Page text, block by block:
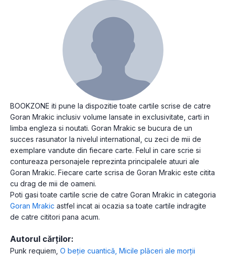
BOOKZONE iti pune la dispozitie toate cartile scrise de catre
Goran Mrakic inclusiv volume lansate in exclusivitate, carti in
limba engleza si noutati. Goran Mrakic se bucura de un
succes rasunator la nivelul international, cu zeci de mii de
exemplare vandute din fiecare carte. Felul in care scrie si
contureaza personajele reprezinta principalele atuuri ale
Goran Mrakic. Fiecare carte scrisa de Goran Mrakic este citita
cu drag de mii de oameni.
Poti gasi toate cartile scrie de catre Goran Mrakic in categoria
Goran Mrakic astfel incat ai ocazia sa toate cartile indragite
de catre cititori pana acum.
Autorul cărților:
Punk requiem O beție cuantică Micile plăceri ale morții